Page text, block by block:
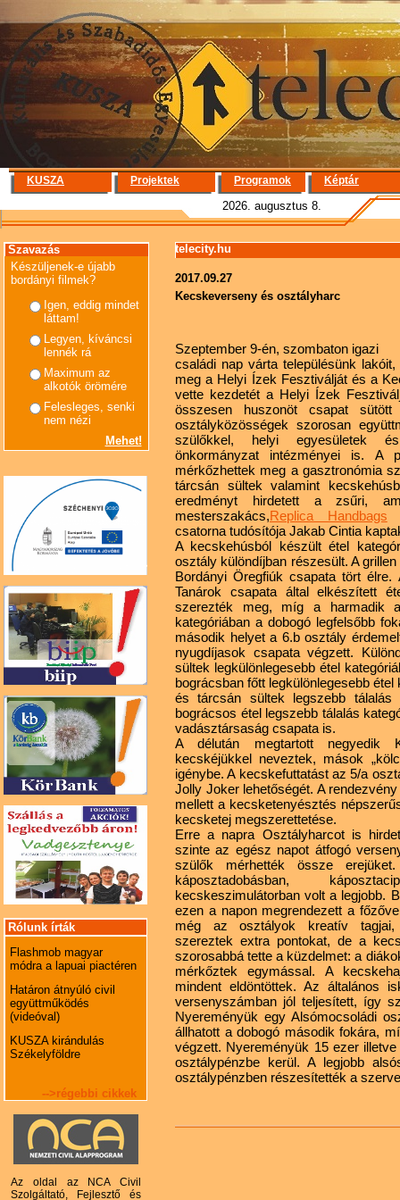
KUSZA Projektek Programok Képtár
2026. augusztus 8.
Szavazás
Készüljenek-e újabb
bordányi filmek?
Igen, eddig mindet
láttam!
Legyen, kíváncsi
lennék rá
Maximum az
alkotók örömére
Felesleges, senki
nem nézi
Mehet!
Rólunk írták
Flashmob magyar
módra a lapuai piactéren
Határon átnyúló civil
együttműködés
(videóval)
KUSZA kirándulás
Székelyföldre
-->régebbi cikkek
Az oldal az NCA Civil
Szolgáltató, Fejlesztő és
telecity.hu
2017.09.27
Kecskeverseny és osztályharc
Szeptember 9-én, szombaton igazi
családi nap várta településünk
meg a Helyi Ízek Fesztiválját és a
vette kezdetét a Helyi Ízek
összesen huszonöt csapat
osztályközösségek szorosan
szülőkkel, helyi egyesületek
önkormányzat intézményei is. A
mérkőzhettek meg a gasztronómia
tárcsán sültek valamint
eredményt hirdetett a zsűri,
mesterszakács,Replica Handbags
csatorna tudósítója Jakab Cintia
A kecskehúsból készült étel
osztály különdíjban részesült. A
Bordányi Öregfiúk csapata tört
Tanárok csapata által elkészített
szerezték meg, míg a harmadik
kategóriában a dobogó legfelsőbb
második helyet a 6.b osztály
nyugdíjasok csapata végzett.
sültek legkülönlegesebb étel
bográcsban főtt legkülönlegesebb
és tárcsán sültek legszebb tálalás
bográcsos étel legszebb tálalás
vadásztársaság csapata is.
A délután megtartott negyedik
kecskéjükkel neveztek, mások
igénybe. A kecskefuttatást az 5/a
Jolly Joker lehetőségét. A
mellett a kecsketenyésztés
kecsketej megszerettetése.
Erre a napra Osztályharcot is
szinte az egész napot átfogó
szülők mérhették össze
káposztadobásban,
kecskeszimulátorban volt a legjobb.
ezen a napon megrendezett a
még az osztályok kreatív tagjai,
szereztek extra pontokat, de a
szorosabbá tette a küzdelmet: a
mérkőztek egymással. A
mindent eldöntöttek. Az általános
versenyszámban jól teljesített, így
Nyereményük egy Alsómocsoládi
állhatott a dobogó második fokára,
végzett. Nyereményük 15 ezer
osztálypénzbe kerül. A legjobb
osztálypénzben részesítették a